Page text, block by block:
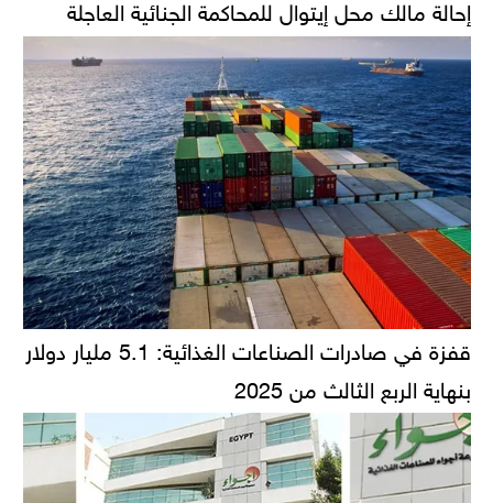
إحالة مالك محل إيتوال للمحاكمة الجنائية العاجلة
قفزة في صادرات الصناعات الغذائية: 5.1 مليار دولار
بنهاية الربع الثالث من 2025